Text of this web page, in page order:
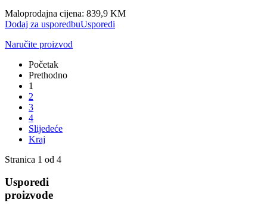
Maloprodajna cijena: 839,9 KM
Dodaj za usporedbuUsporedi
Naručite proizvod
Početak
Prethodno
1
2
3
4
Slijedeće
Kraj
Stranica 1 od 4
Usporedi
proizvode